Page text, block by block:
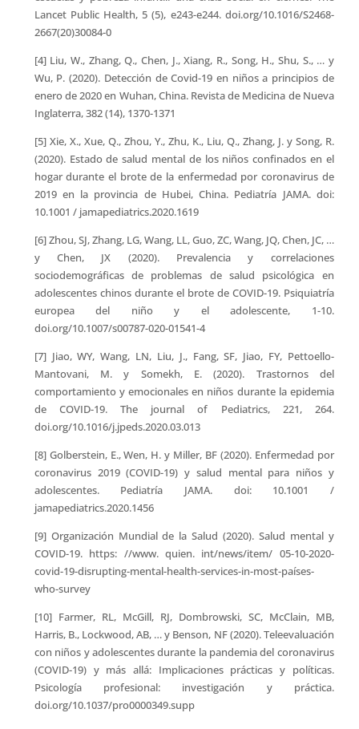
Lancet Public Health, 5 (5), e243-e244. doi.org/10.1016/S2468-
2667(20)30084-0
[4] Liu, W., Zhang, Q., Chen, J., Xiang, R., Song, H., Shu, S., … y
Wu, P. (2020). Detección de Covid-19 en niños a principios de
enero de 2020 en Wuhan, China. Revista de Medicina de Nueva
Inglaterra, 382 (14), 1370-1371
[5] Xie, X., Xue, Q., Zhou, Y., Zhu, K., Liu, Q., Zhang, J. y Song, R.
(2020). Estado de salud mental de los niños confinados en el
hogar durante el brote de la enfermedad por coronavirus de
2019 en la provincia de Hubei, China. Pediatría JAMA. doi:
10.1001 / jamapediatrics.2020.1619
[6] Zhou, SJ, Zhang, LG, Wang, LL, Guo, ZC, Wang, JQ, Chen, JC, …
y Chen, JX (2020). Prevalencia y correlaciones
sociodemográficas de problemas de salud psicológica en
adolescentes chinos durante el brote de COVID-19. Psiquiatría
europea del niño y el adolescente, 1-10.
doi.org/10.1007/s00787-020-01541-4
[7] Jiao, WY, Wang, LN, Liu, J., Fang, SF, Jiao, FY, Pettoello-
Mantovani, M. y Somekh, E. (2020). Trastornos del
comportamiento y emocionales en niños durante la epidemia
de COVID-19. The journal of Pediatrics, 221, 264.
doi.org/10.1016/j.jpeds.2020.03.013
[8] Golberstein, E., Wen, H. y Miller, BF (2020). Enfermedad por
coronavirus 2019 (COVID-19) y salud mental para niños y
adolescentes. Pediatría JAMA. doi: 10.1001 /
jamapediatrics.2020.1456
[9] Organización Mundial de la Salud (2020). Salud mental y
COVID-19. https: //www. quien. int/news/item/ 05-10-2020-
covid-19-disrupting-mental-health-services-in-most-países-
who-survey
[10] Farmer, RL, McGill, RJ, Dombrowski, SC, McClain, MB,
Harris, B., Lockwood, AB, … y Benson, NF (2020). Teleevaluación
con niños y adolescentes durante la pandemia del coronavirus
(COVID-19) y más allá: Implicaciones prácticas y políticas.
Psicología profesional: investigación y práctica.
doi.org/10.1037/pro0000349.supp